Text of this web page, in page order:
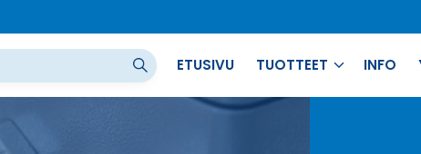
ETUSIVU TUOTTEET INFO